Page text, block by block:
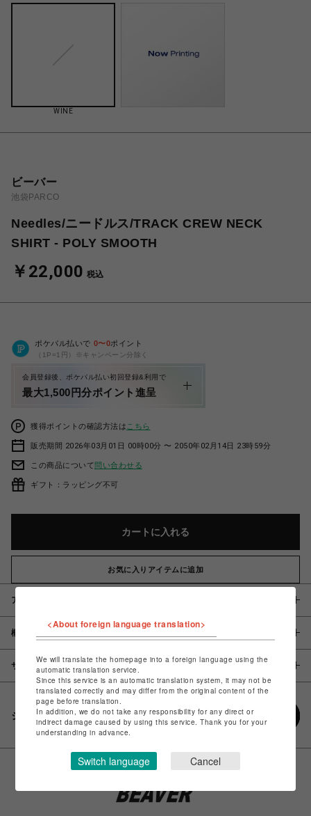
WINE
ビーバー
池袋PARCO
Needles/ニードルス/TRACK CREW NECK
SHIRT - POLY SMOOTH
￥22,000 税込
ポケパル払いで 0〜0ポイント
（1P=1円）※キャンペーン分除く
会員登録後、ポケパル払い初回登録&利用で
最大1,500円分ポイント進呈
獲得ポイントの確認方法は こちら
販売期間 2026年03月01日 00時00分 〜 2050年02月14日 23時59分
この商品について問い合わせる
ギフト：ラッピング不可
カートに入れる
お気に入りアイテムに追加
アイテム説明 / 素材
概要
サイズ
シェアする
<About foreign language translation>
We will translate the homepage into a foreign language using the
automatic translation service.
Since this service is an automatic translation system, it may not be
translated correctly and may differ from the original content of the
page before translation.
In addition, we do not take any responsibility for any direct or
indirect damage caused by using this service. Thank you for your
understanding in advance.
Switch language Cancel